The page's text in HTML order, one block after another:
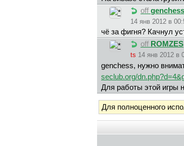
off genchess
14 янв 2012 в
чё за фигня? Качнул
off ROMZES
ts 14 янв 2012 в
genchess, нужно
seclub.org/
Для работы этой игры
Для полноценного